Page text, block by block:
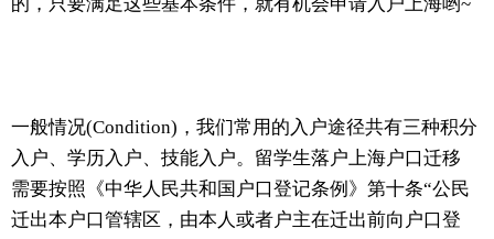
一般情况(Condition)，我们常用的入户途径共有三种积分
入户、学历入户、技能入户。留学生落户上海户口迁移
需要按照《中华人民共和国户口登记条例》第十条“公民
迁出本户口管辖区，由本人或者户主在迁出前向户口登